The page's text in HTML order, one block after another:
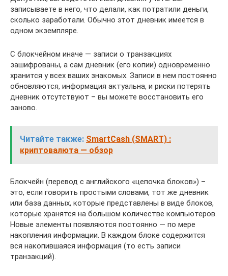
записываете в него, что делали, как потратили деньги,
сколько заработали. Обычно этот дневник имеется в
одном экземпляре.
С блокчейном иначе — записи о транзакциях
зашифрованы, а сам дневник (его копии) одновременно
хранится у всех ваших знакомых. Записи в нем постоянно
обновляются, информация актуальна, и риски потерять
дневник отсутствуют – вы можете восстановить его
заново.
Читайте также: SmartCash (SMART) :
криптовалюта — обзор
Блокчейн (перевод с английского «цепочка блоков») –
это, если говорить простыми словами, тот же дневник
или база данных, которые представлены в виде блоков,
которые хранятся на большом количестве компьютеров.
Новые элементы появляются постоянно — по мере
накопления информации. В каждом блоке содержится
вся накопившаяся информация (то есть записи
транзакций).